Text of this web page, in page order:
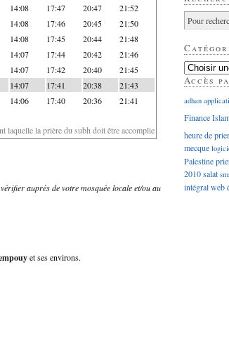
14:08 17:47 20:47 21:52
14:08 17:46 20:45 21:50
14:08 17:45 20:44 21:48
14:07 17:44 20:42 21:46
14:07 17:42 20:40 21:45
14:07 17:41 20:38 21:43
14:06 17:40 20:36 21:41
laquelle la prière du subh doit être accomplie
auprès de votre mosquée locale et/ou au
et ses environs.
Accès
adhan
Finance
heure de
mecque
Palestine
2010salat
intégralweb